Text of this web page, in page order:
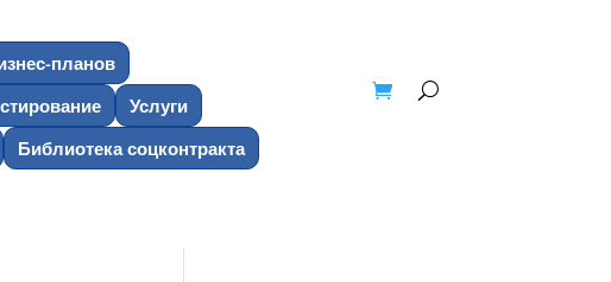
планов
Услуги
Библиотека соцконтракта